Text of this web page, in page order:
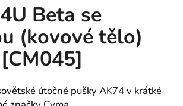
Beta se
(kovové tělo)
útočné pušky AK74 v krátké
HLEDAT